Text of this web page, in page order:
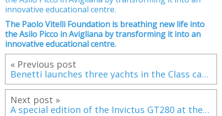
The Paolo Vitelli Foundation is breathing new life into
the Asilo Picco in Avigliana by transforming it into an
innovative educational centre.
« Previous post
Benetti launches three yachts in the Class category
Next post »
A special edition of the Invictus GT280 at the 2019 Milan Design Week